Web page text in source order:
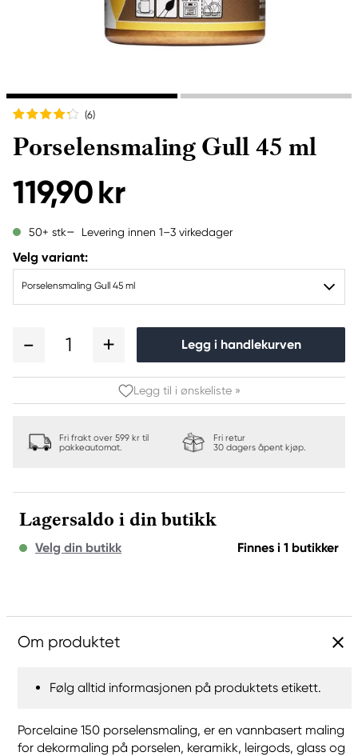
(6)
Porselensmaling Gull 45 ml
119,90 kr
50+ stk Levering innen 1–3 virkedager
Velg variant:
Porselensmaling Gull 45 ml
1 Legg i handlekurven
Legg til i ønskeliste »
Fri frakt over 599 kr til
pakkeautomat.
Fri retur
30 dagers åpent kjøp.
Lagersaldo i din butikk
Velg din butikk Finnes i 1 butikker
Om produktet
Følg alltid informasjonen på produktets etikett.
Porcelaine 150 porselensmaling, er en vannbasert maling
for dekormaling på porselen, keramikk, leirgods, glass og